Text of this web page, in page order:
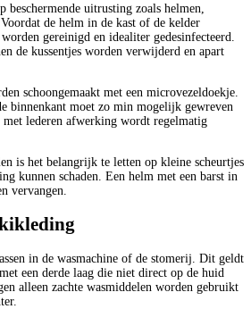
uitrusting zoals helmen,
de helm in de kast of de kelder
gereinigd en idealiter gedesinfecteerd.
de kussentjes worden verwijderd en apart
schoongemaakt met een microvezeldoekje.
binnenkant moet zo min mogelijk gewreven
met lederen afwerking wordt regelmatig
is het belangrijk te letten op kleine scheurtjes
kunnen schaden. Een helm met een barst in
vervangen.
in de wasmachine of de stomerij. Dit geldt
een derde laag die niet direct op de huid
alleen zachte wasmiddelen worden gebruikt